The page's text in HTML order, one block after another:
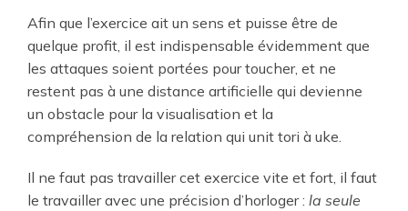
Afin que l’exercice ait un sens et puisse être de
quelque profit, il est indispensable évidemment que
les attaques soient portées pour toucher, et ne
restent pas à une distance artificielle qui devienne
un obstacle pour la visualisation et la
compréhension de la relation qui unit tori à uke.
Il ne faut pas travailler cet exercice vite et fort, il faut
le travailler avec une précision d’horloger : la seule